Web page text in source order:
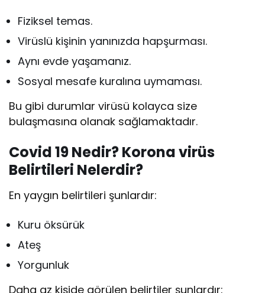
Fiziksel temas.
Virüslü kişinin yanınızda hapşurması.
Aynı evde yaşamanız.
Sosyal mesafe kuralına uymaması.
Bu gibi durumlar virüsü kolayca size
bulaşmasına olanak sağlamaktadır.
Covid 19 Nedir? Korona virüs
Belirtileri Nelerdir?
En yaygın belirtileri şunlardır:
Kuru öksürük
Ateş
Yorgunluk
Daha az kişide görülen belirtiler şunlardır: